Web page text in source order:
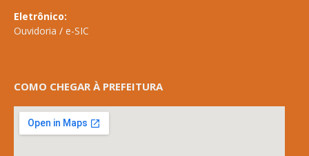
Eletrônico:
Ouvidoria / e-SIC
COMO CHEGAR À PREFEITURA